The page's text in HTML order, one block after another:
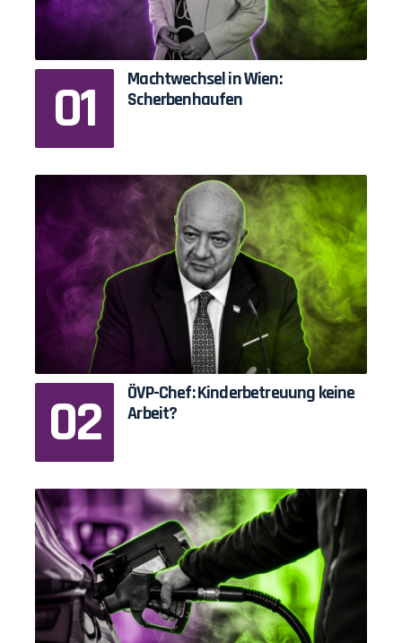
Machtwechsel in Wien:
Scherbenhaufen
ÖVP-Chef: Kinderbetreuung keine
Arbeit?